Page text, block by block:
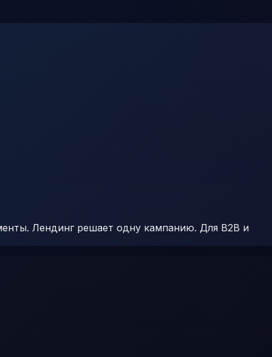
Лендинг решает одну кампанию. Для B2B и